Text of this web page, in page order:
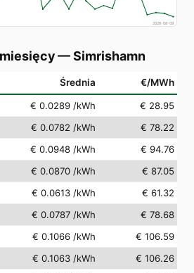
2026-08-09
—Simrishamn
Średnia €/MWh
€ 0.0289 /kWh
€ 28.95
€ 0.0782 /kWh
€ 78.22
€ 0.0948 /kWh
€ 94.76
€ 0.0870 /kWh
€ 87.05
€ 0.0613 /kWh
€ 61.32
€ 0.0787 /kWh
€ 78.68
€ 0.1066 /kWh
€ 106.59
€ 0.1063 /kWh
€ 106.26